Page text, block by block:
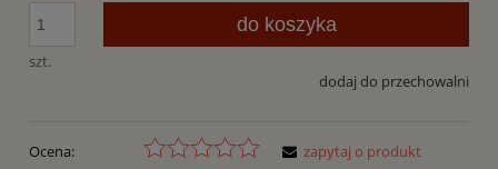
szt.
do koszyka
dodaj do przechowalni
Ocena:
zapytaj o produkt